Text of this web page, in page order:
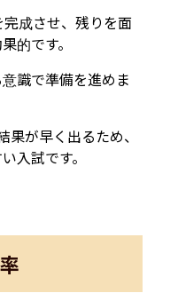
成させ、残りを面
的です。
識で準備を進めま
が早く出るため、
入試です。